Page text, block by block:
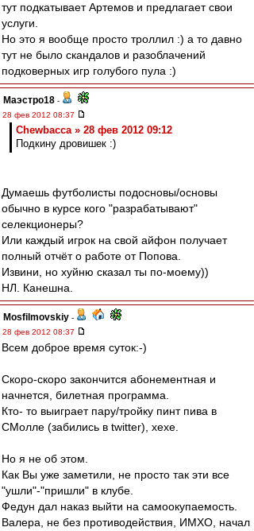
тут подкатывает Артемов и предлагает свои
услуги.
Но это я вообще просто троллил :) а то давно
тут не было скандалов и разоблачений
подковерных игр голубого пула :)
Маэстро18 -
28 фев 2012 08:37
Chewbacca » 28 фев 2012 09:12
Подкину дровишек :)
Думаешь футболисты подосновы/основы
обычно в курсе кого "разрабатывают"
селекционеры?
Или каждый игрок на свой айфон получает
полный отчёт о работе от Попова.
Извини, но хуйню сказал ты по-моему))
НЛ. Канешна.
Mosfilmovskiy -
28 фев 2012 08:37
Всем доброе время суток:-)
Скоро-скоро закончится абонементная и
начнется, билетная программа.
Кто- то выиграет пару/тройку пинт пива в
СМолле (забились в twitter), хехе.
Но я не об этом.
Как Вы уже заметили, не просто так эти все
"ушли"-"пришли" в клубе.
Федун дал наказ выйти на самоокупаемость.
Валера, не без противодействия, ИМХО, начал